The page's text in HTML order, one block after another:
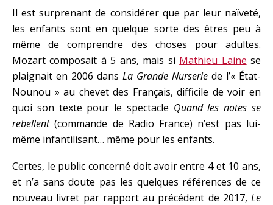
Il est surprenant de considérer que par leur naïveté,
les enfants sont en quelque sorte des êtres peu à
même de comprendre des choses pour adultes.
Mozart composait à 5 ans, mais si Mathieu Laine se
plaignait en 2006 dans La Grande Nurserie de l’« État-
Nounou » au chevet des Français, difficile de voir en
quoi son texte pour le spectacle Quand les notes se
rebellent(commande de Radio France) n’est pas lui-
même infantilisant… même pour les enfants.
Certes, le public concerné doit avoir entre 4 et 10 ans,
et n’a sans doute pas les quelques références de ce
nouveau livret par rapport au précédent de 2017, Le